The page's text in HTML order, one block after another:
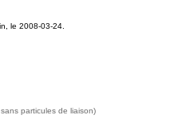
le 2008-03-24.
particules de liaison)